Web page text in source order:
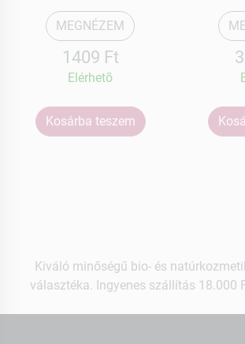
MEGNÉZEM
1409 Ft
Elérhetõ
Kosárba teszem
Kiváló minőségű bio- és
választéka. Ingyenes szállítás 18.000